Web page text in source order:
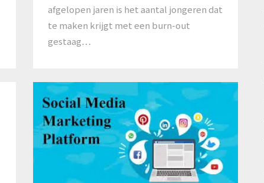
afgelopen jaren is het aantal jongeren dat
te maken krijgt met een burn-out
gestaag…